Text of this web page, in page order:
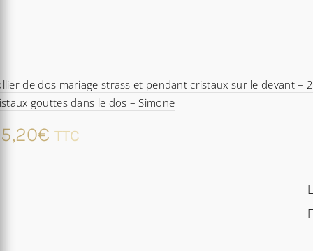
de dos mariage strass et pendant cristaux sur le devant – 2
gouttes dans le dos – Simone
€ TTC